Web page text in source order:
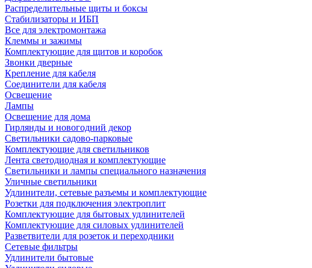
Распределительные щиты и боксы
Стабилизаторы и ИБП
Все для электромонтажа
Клеммы и зажимы
Комплектующие для щитов и коробок
Звонки дверные
Крепление для кабеля
Соединители для кабеля
Освещение
Лампы
Освещение для дома
Гирлянды и новогодний декор
Светильники садово-парковые
Комплектующие для светильников
Лента светодиодная и комплектующие
Светильники и лампы специального назначения
Уличные светильники
Удлинители, сетевые разъемы и комплектующие
Розетки для подключения электроплит
Комплектующие для бытовых удлинителей
Комплектующие для силовых удлинителей
Разветвители для розеток и переходники
Сетевые фильтры
Удлинители бытовые